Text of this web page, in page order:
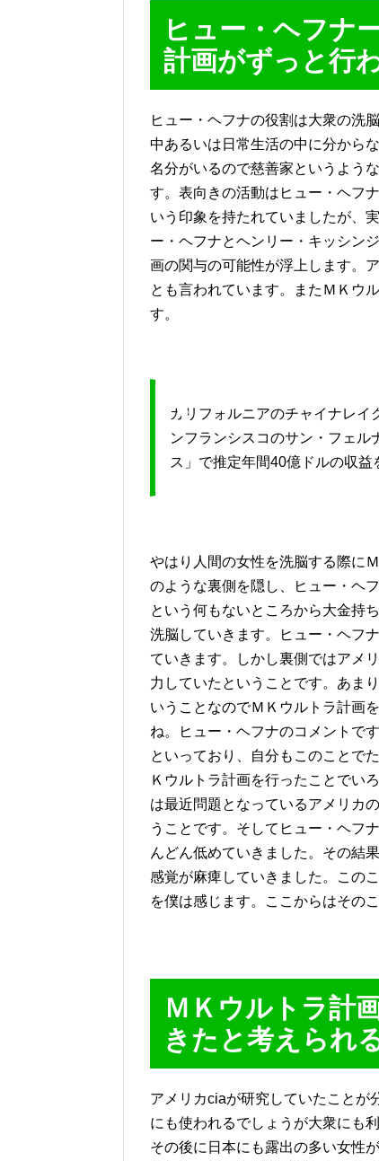
ヒュー・ヘフナ
計画がずっと行
ヒュー・ヘフナの役割は大衆の洗
中あるいは日常生活の中に分から
名分がいるので慈善家というよう
す。表向きの活動はヒュー・ヘフ
いう印象を持たれていましたが、
ー・ヘフナとヘンリー・キッシン
画の関与の可能性が浮上します。
とも言われています。またＭＫウ
す。
カリフォルニアのチャイナレイ
ンフランシスコのサン・フェル
ス」で推定年間40億ドルの収益
やはり人間の女性を洗脳する際に
のような裏側を隠し、ヒュー・ヘ
という何もないところから大金持
洗脳していきます。ヒュー・ヘフ
ていきます。しかし裏側ではアメ
力していたということです。あま
いうことなのでＭＫウルトラ計画
ね。ヒュー・ヘフナのコメントで
といっており、自分もこのことで
Ｋウルトラ計画を行ったことでい
は最近問題となっているアメリカ
うことです。そしてヒュー・ヘフ
んどん低めていきました。その結
感覚が麻痺していきました。この
を僕は感じます。ここからはその
ＭＫウルトラ計
きたと考えられ
アメリカciaが研究していたことが
にも使われるでしょうが大衆にも
その後に日本にも露出の多い女性